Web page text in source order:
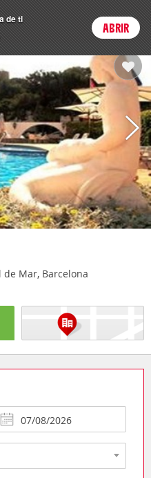
Login
de Mar, Barcelona
de ti
ABRIR